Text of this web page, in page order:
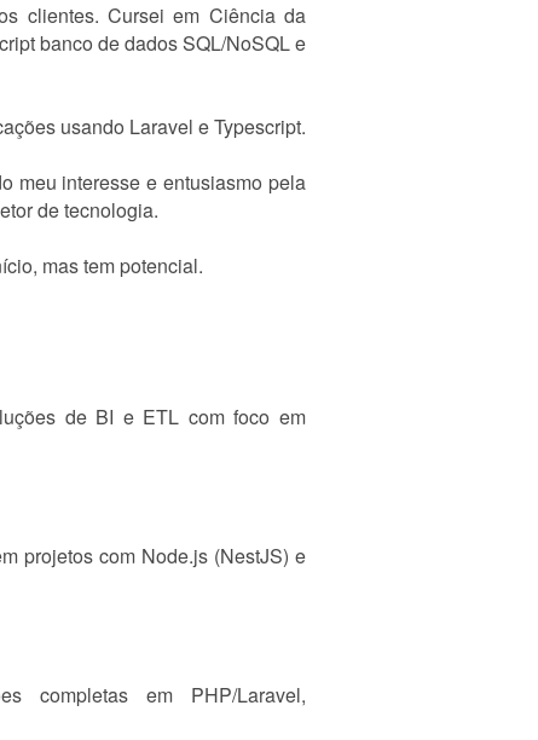
clientes. Cursei em Ciência da
banco de dados SQL/NoSQL e
usando Laravel e Typescript.
meu interesse e entusiasmo pela
de tecnologia.
mas tem potencial.
de BI e ETL com foco em
projetos com Node.js (NestJS) e
completas em PHP/Laravel,